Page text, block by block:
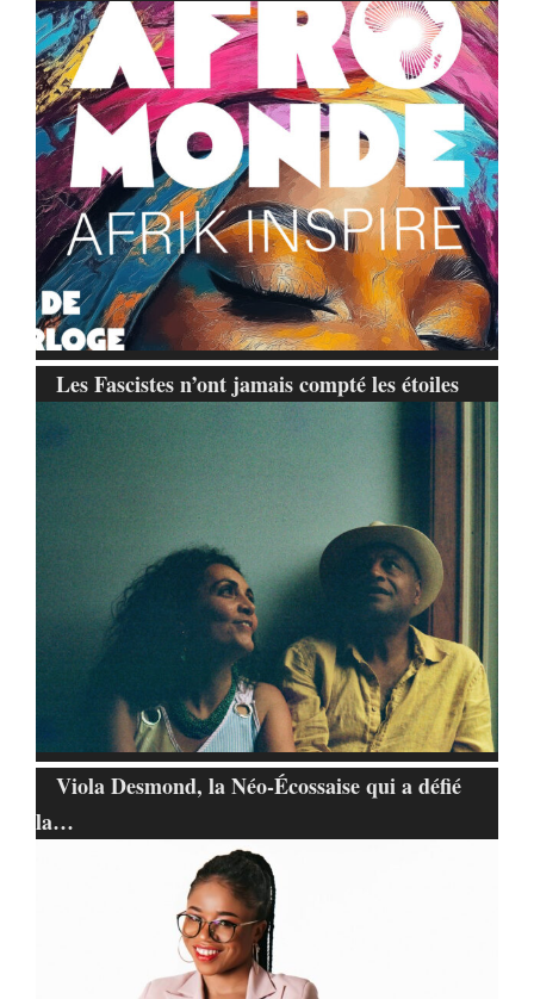
Les Fascistes n’ont jamais compté les étoiles
Viola Desmond, la Néo-Écossaise qui a défié
la…